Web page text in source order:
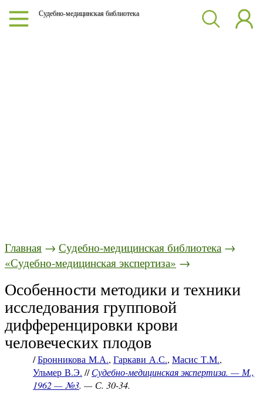
Судебно-медицинская библиотека
Главная → Судебно-медицинская библиотека →
«Судебно-медицинская экспертиза» →
Особенности методики и техники
исследования групповой
дифференцировки крови
человеческих плодов
/Бронникова М.А., Гаркави А.С., Масис Т.М.,
Ульмер В.Э. //Судебно-медицинская экспертиза. — М.,
1962 — №3. — С. 30-34.